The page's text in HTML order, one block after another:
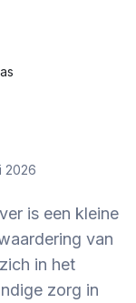
2026
is een kleine
van
in het
zorg in